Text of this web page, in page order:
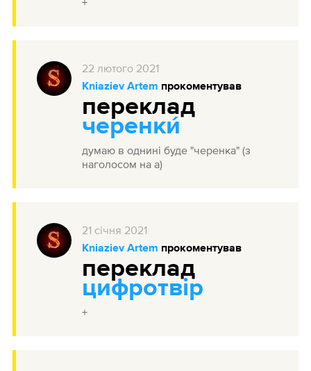
22 лютого2021
Kniaziev Artem прокоментував
переклад
черенки́
думаю в однині буде "черенка" (з
наголосом на а)
21 січня 2021
Kniaziev Artem прокоментував
переклад
цифротвір
+